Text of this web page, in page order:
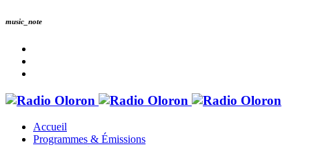
music_note
Accueil
Programmes & Émissions